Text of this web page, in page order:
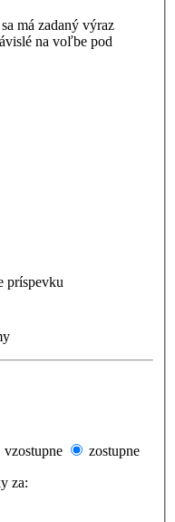
má zadaný výraz
na voľbe pod
príspevku
vzostupne
zostupne
za: